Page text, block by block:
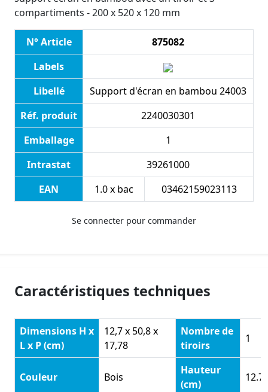
compartiments - 200 x 520 x 120 mm
N° Article
875082
Labels
Libellé
Support d'écran en bambou 24003
Réf. produit
2240030301
Emballage
1
Intrastat
39261000
EAN
1.0 x bac 03462159023113
Se connecter pour commander
Caractéristiques techniques
Dimensions H x
L x P (cm)
12,7 x 50,8 x
17,78
Nombre de
tiroirs
1
Couleur Bois
Hauteur
(cm)
12.7